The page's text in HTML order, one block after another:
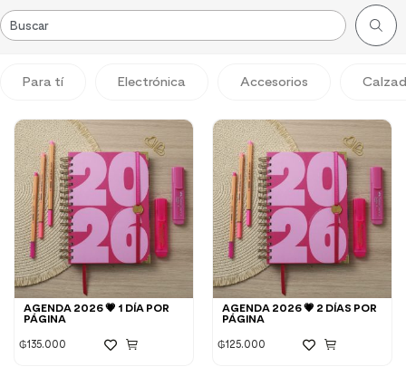
Para tí Electrónica Accesorios
AGENDA 2026 💗 1 DÍA POR
PÁGINA
₲135.000
AGENDA 2026 💗 2 DÍAS POR
PÁGINA
₲125.000